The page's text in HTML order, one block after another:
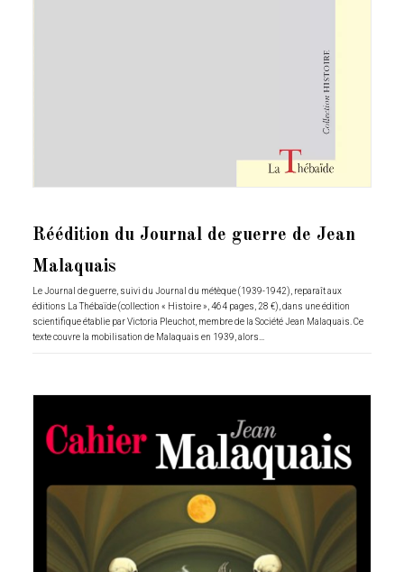
Réédition du Journal de guerre de Jean
Malaquais
Le Journal de guerre, suivi du Journal du métèque (1939-1942), reparaît aux
éditions La Thébaïde (collection « Histoire », 464 pages, 28 €), dans une édition
scientifique établie par Victoria Pleuchot, membre de la Société Jean Malaquais. Ce
texte couvre la mobilisation de Malaquais en 1939, alors…